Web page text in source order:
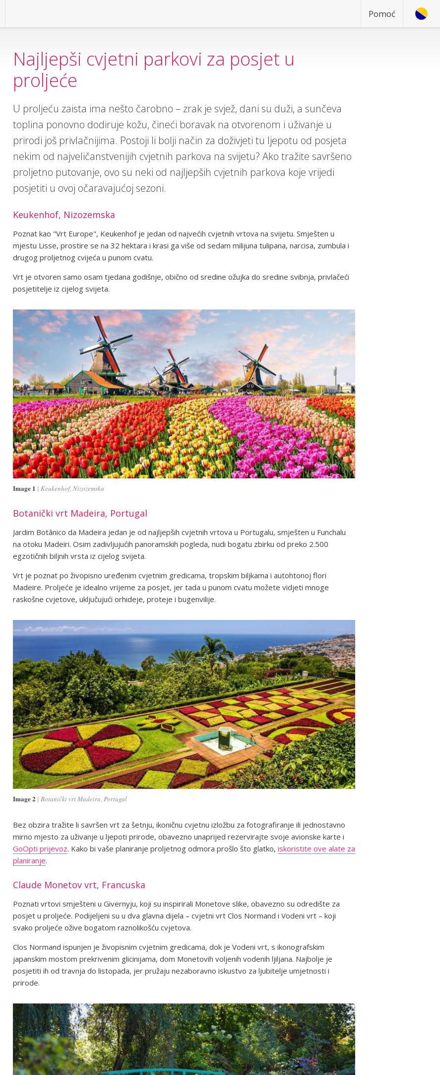
Pomoć
Najljepši cvjetni parkovi za posjet u
proljeće
U proljeću zaista ima nešto čarobno – zrak je svjež, dani su duži, a sunčeva
toplina ponovno dodiruje kožu, čineći boravak na otvorenom i uživanje u
prirodi još privlačnijima. Postoji li bolji način za doživjeti tu ljepotu od posjeta
nekim od najveličanstvenijih cvjetnih parkova na svijetu? Ako tražite savršeno
proljetno putovanje, ovo su neki od najljepših cvjetnih parkova koje vrijedi
posjetiti u ovoj očaravajućoj sezoni.
Keukenhof, Nizozemska
Poznat kao "Vrt Europe", Keukenhof je jedan od najvećih cvjetnih vrtova na svijetu. Smješten u
mjestu Lisse, prostire se na 32 hektara i krasi ga više od sedam milijuna tulipana, narcisa, zumbula i
drugog proljetnog cvijeća u punom cvatu.
Vrt je otvoren samo osam tjedana godišnje, obično od sredine ožujka do sredine svibnja, privlačeći
posjetitelje iz cijelog svijeta.
Image 1 Keukenhof, Nizozemska
Botanički vrt Madeira, Portugal
Jardim Botânico da Madeira jedan je od najljepših cvjetnih vrtova u Portugalu, smješten u Funchalu
na otoku Madeiri. Osim zadivljujućih panoramskih pogleda, nudi bogatu zbirku od preko 2.500
egzotičnih biljnih vrsta iz cijelog svijeta.
Vrt je poznat po živopisno uređenim cvjetnim gredicama, tropskim biljkama i autohtonoj flori
Madeire. Proljeće je idealno vrijeme za posjet, jer tada u punom cvatu možete vidjeti mnoge
raskošne cvjetove, uključujući orhideje, proteje i bugenvilije.
Image 2 Botanički vrt Madeira, Portugal
Bez obzira tražite li savršen vrt za šetnju, ikoničnu cvjetnu izložbu za fotografiranje ili jednostavno
mirno mjesto za uživanje u ljepoti prirode, obavezno unaprijed rezervirajte svoje avionske karte i
GoOpti prijevoz. Kako bi vaše planiranje proljetnog odmora prošlo što glatko, iskoristite ove alate za
planiranje.
Claude Monetov vrt, Francuska
Poznati vrtovi smješteni u Givernyju, koji su inspirirali Monetove slike, obavezno su odredište za
posjet u proljeće. Podijeljeni su u dva glavna dijela – cvjetni vrt Clos Normand i Vodeni vrt – koji
svako proljeće ožive bogatom raznolikošću cvjetova.
Clos Normand ispunjen je živopisnim cvjetnim gredicama, dok je Vodeni vrt, s ikonografskim
japanskim mostom prekrivenim glicinijama, dom Monetovih voljenih vodenih ljiljana. Najbolje je
posjetiti ih od travnja do listopada, jer pružaju nezaboravno iskustvo za ljubitelje umjetnosti i
prirode.